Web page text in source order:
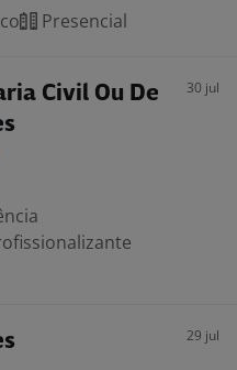
Presencial
Civil Ou De
30 jul
29 jul